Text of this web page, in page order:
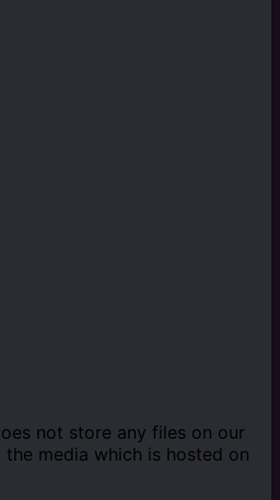
not store any files on our
media which is hosted on